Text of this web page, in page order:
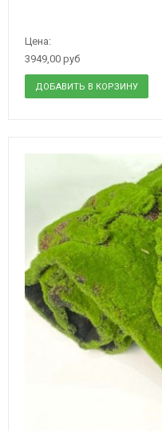
Цена:
3949,00 руб